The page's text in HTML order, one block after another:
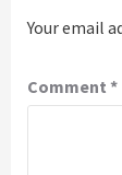
Your email
Comment *